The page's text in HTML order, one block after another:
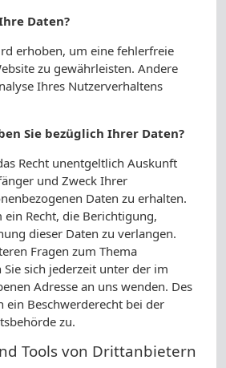
Daten?
erhoben, um eine fehlerfreie
zu gewährleisten. Andere
Ihres Nutzerverhaltens
Sie bezüglich Ihrer Daten?
Recht unentgeltlich Auskunft
und Zweck Ihrer
Daten zu erhalten.
ein Recht, die Berichtigung,
dieser Daten zu verlangen.
Fragen zum Thema
sich jederzeit unter der im
Adresse an uns wenden. Des
ein Beschwerderecht bei der
zu.
Tools von Drittanbietern